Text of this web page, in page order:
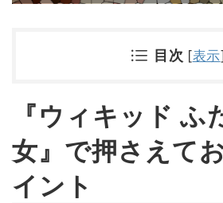
目次 [表示
『ウィキッド ふ
女』で押さえて
イント